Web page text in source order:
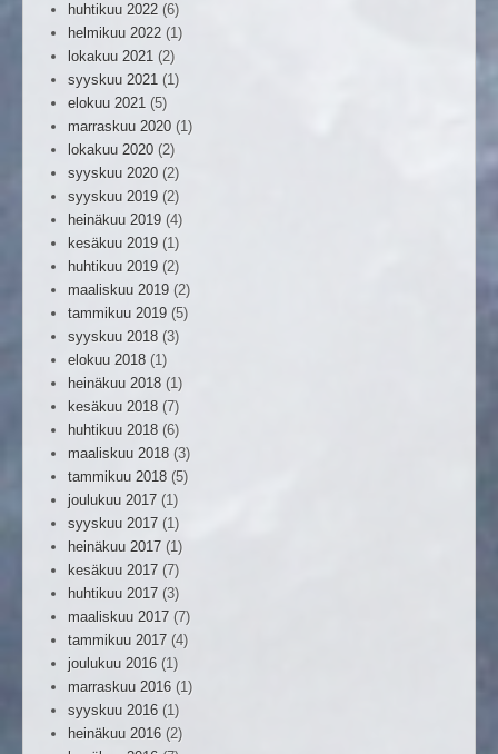
huhtikuu 2022 (6)
helmikuu 2022 (1)
lokakuu 2021 (2)
syyskuu 2021 (1)
elokuu 2021 (5)
marraskuu 2020 (1)
lokakuu 2020 (2)
syyskuu 2020 (2)
syyskuu 2019 (2)
heinäkuu 2019 (4)
kesäkuu 2019 (1)
huhtikuu 2019 (2)
maaliskuu 2019 (2)
tammikuu 2019 (5)
syyskuu 2018 (3)
elokuu 2018 (1)
heinäkuu 2018 (1)
kesäkuu 2018 (7)
huhtikuu 2018 (6)
maaliskuu 2018 (3)
tammikuu 2018 (5)
joulukuu 2017 (1)
syyskuu 2017 (1)
heinäkuu 2017 (1)
kesäkuu 2017 (7)
huhtikuu 2017 (3)
maaliskuu 2017 (7)
tammikuu 2017 (4)
joulukuu 2016 (1)
marraskuu 2016 (1)
syyskuu 2016 (1)
heinäkuu 2016 (2)